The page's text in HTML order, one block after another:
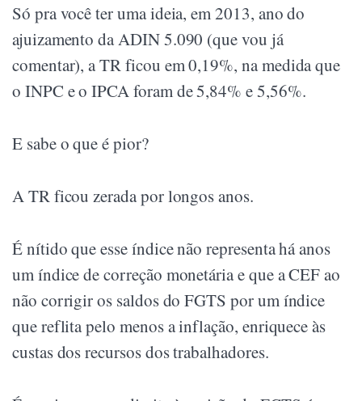
Só pra você ter uma ideia, em 2013, ano do
ajuizamento da ADIN 5.090 (que vou já
comentar), a TR ficou em 0,19%, na medida que
o INPC e o IPCA foram de 5,84% e 5,56%.
E sabe o que é pior?
A TR ficou zerada por longos anos.
É nítido que esse índice não representa há anos
um índice de correção monetária e que a CEF ao
não corrigir os saldos do FGTS por um índice
que reflita pelo menos a inflação, enriquece às
custas dos recursos dos trabalhadores.